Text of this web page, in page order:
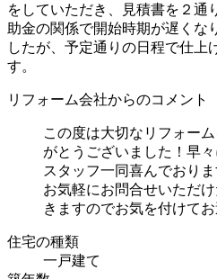
をしていただき、見積書を２通
助金の関係で開始時期が遅くな
したが、予定通りの日程で仕上
す。
リフォーム会社からのコメント
この度は大切なリフォー
がとうございました！早
スタッフ一同喜んでおり
お気軽にお問合せいただ
きますのでお気を付けてお
住宅の種類
一戸建て